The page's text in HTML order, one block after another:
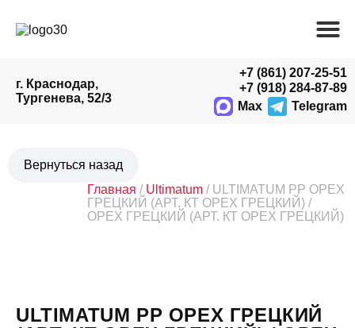
г. Краснодар,
Тургенева, 52/3
+7 (861) 207-25-51
+7 (918) 284-87-89
Max
Telegram
Главная / Ultimatum / ULTIMATUM PP ОРЕХ
ГРЕЦКИЙ (АРТ. КТ ОРЕХ ГРЕЦКИЙ) /
ОРЕХ ГРЕЦКИЙ (АРТ. КТ ОРЕХ ГРЕЦКИЙ)
ULTIMATUM PP ОРЕХ ГРЕЦКИЙ